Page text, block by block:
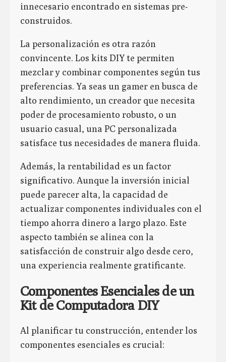
innecesario encontrado en sistemas pre-
construidos.
La personalización es otra razón
convincente. Los kits DIY te permiten
mezclar y combinar componentes según tus
preferencias. Ya seas un gamer en busca de
alto rendimiento, un creador que necesita
poder de procesamiento robusto, o un
usuario casual, una PC personalizada
satisface tus necesidades de manera fluida.
Además, la rentabilidad es un factor
significativo. Aunque la inversión inicial
puede parecer alta, la capacidad de
actualizar componentes individuales con el
tiempo ahorra dinero a largo plazo. Este
aspecto también se alinea con la
satisfacción de construir algo desde cero,
una experiencia realmente gratificante.
Componentes Esenciales de un
Kit de Computadora DIY
Al planificar tu construcción, entender los
componentes esenciales es crucial: